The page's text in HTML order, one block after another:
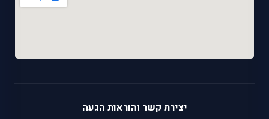
יצירת קשר והוראות הגעה